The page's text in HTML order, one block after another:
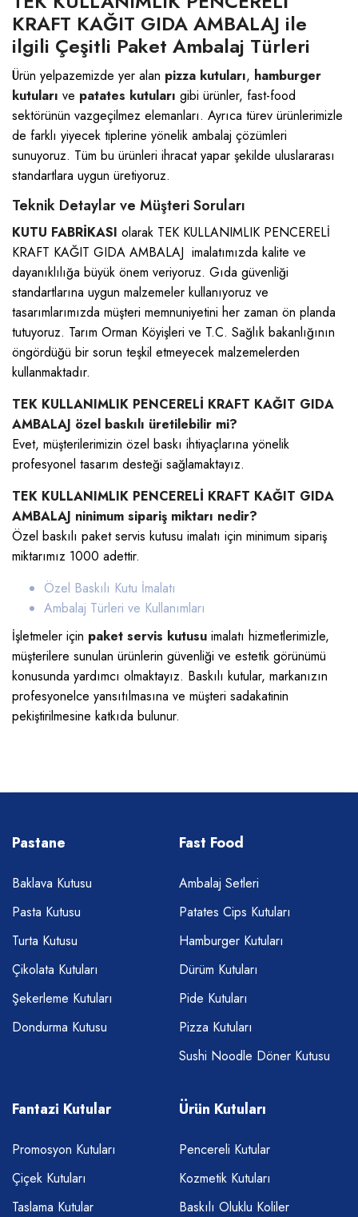
KRAFT KAĞIT GIDA AMBALAJ ile
ilgili Çeşitli Paket Ambalaj Türleri
Ürün yelpazemizde yer alan pizza kutuları, hamburger
kutuları ve patates kutuları gibi ürünler, fast-food
sektörünün vazgeçilmez elemanları. Ayrıca türev ürünlerimizle
de farklı yiyecek tiplerine yönelik ambalaj çözümleri
sunuyoruz. Tüm bu ürünleri ihracat yapar şekilde uluslararası
standartlara uygun üretiyoruz.
Teknik Detaylar ve Müşteri Soruları
KUTU FABRİKASI olarak TEK KULLANIMLIK PENCERELİ
KRAFT KAĞIT GIDA AMBALAJ imalatımızda kalite ve
dayanıklılığa büyük önem veriyoruz. Gıda güvenliği
standartlarına uygun malzemeler kullanıyoruz ve
tasarımlarımızda müşteri memnuniyetini her zaman ön planda
tutuyoruz. Tarım Orman Köyişleri ve T.C. Sağlık bakanlığının
öngördüğü bir sorun teşkil etmeyecek malzemelerden
kullanmaktadır.
TEK KULLANIMLIK PENCERELİ KRAFT KAĞIT GIDA
AMBALAJ özel baskılı üretilebilir mi?
Evet, müşterilerimizin özel baskı ihtiyaçlarına yönelik
profesyonel tasarım desteği sağlamaktayız.
TEK KULLANIMLIK PENCERELİ KRAFT KAĞIT GIDA
AMBALAJ ninimum sipariş miktarı nedir?
Özel baskılı paket servis kutusu imalatı için minimum sipariş
miktarımız 1000 adettir.
Özel Baskılı Kutu İmalatı
Ambalaj Türleri ve Kullanımları
İşletmeler için paket servis kutusu imalatı hizmetlerimizle,
müşterilere sunulan ürünlerin güvenliği ve estetik görünümü
konusunda yardımcı olmaktayız. Baskılı kutular, markanızın
profesyonelce yansıtılmasına ve müşteri sadakatinin
pekiştirilmesine katkıda bulunur.
Pastane
Baklava Kutusu
Pasta Kutusu
Turta Kutusu
Çikolata Kutuları
Şekerleme Kutuları
Dondurma Kutusu
Fast Food
Ambalaj Setleri
Patates Cips Kutuları
Hamburger Kutuları
Dürüm Kutuları
Pide Kutuları
Pizza Kutuları
Sushi Noodle Döner Kutusu
Fantazi Kutular
Promosyon Kutuları
Çiçek Kutuları
Taslama Kutular
Ürün Kutuları
Pencereli Kutular
Kozmetik Kutuları
Baskılı Oluklu Koliler